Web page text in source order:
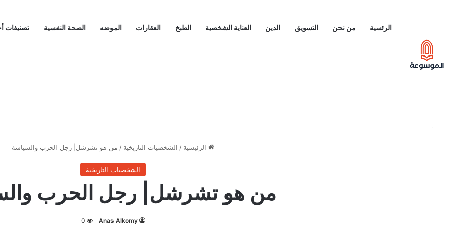
الرئسية من نحن التسويق الدين العناية الشخصية الطبخ العقارات الموضه الصحة النفسية تصنيفات
الرئيسية / الشخصيات التاريخية / من هو تشرشل| رجل الحرب والسياسة
الشخصيات التاريخية
من هو تشرشل| رجل الحرب
Anas Alkomy
0